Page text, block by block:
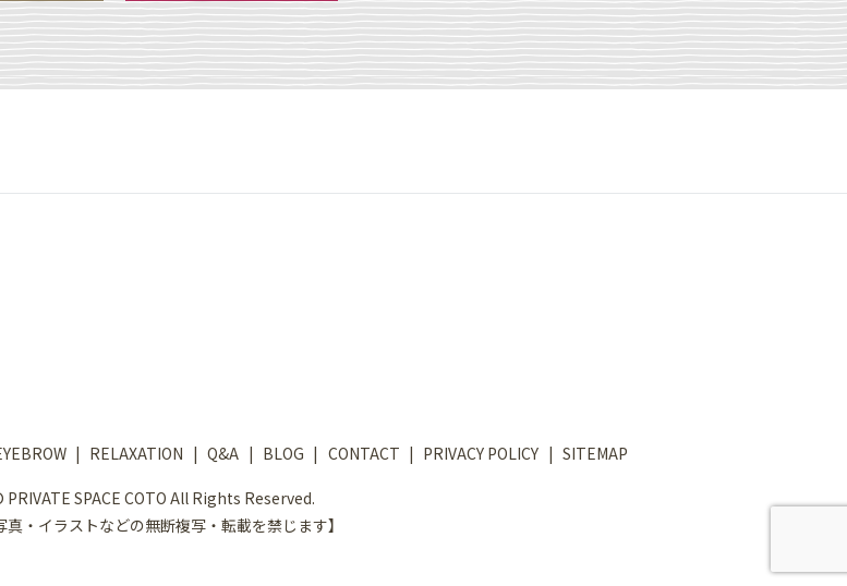
RELAXATION Q&A BLOG CONTACT PRIVACY POLICY SITEMAP
SPACE COTO All Rights Reserved.
真・イラストなどの無断複写・転載を禁じます】